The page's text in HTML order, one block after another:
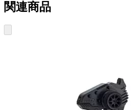
関連商品